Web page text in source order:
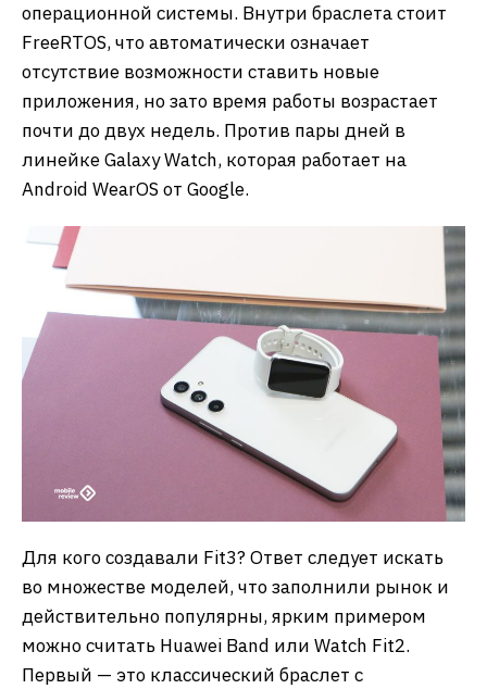
операционной системы. Внутри браслета стоит
FreeRTOS, что автоматически означает
отсутствие возможности ставить новые
приложения, но зато время работы возрастает
почти до двух недель. Против пары дней в
линейке Galaxy Watch, которая работает на
Android WearOS от Google.
Для кого создавали Fit3? Ответ следует искать
во множестве моделей, что заполнили рынок и
действительно популярны, ярким примером
можно считать Huawei Band или Watch Fit2.
Первый — это классический браслет с